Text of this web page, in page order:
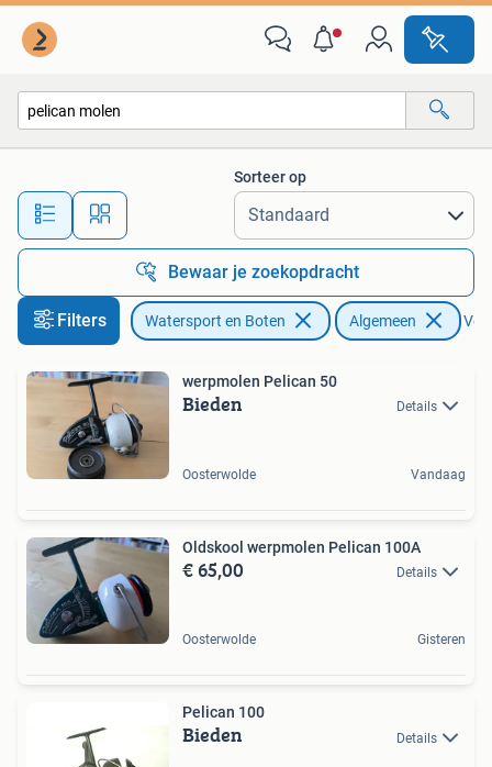
Alle afstanden…
Sorteer op
Bewaar je zoekopdracht
Filters Watersport en Boten Algemeen
werpmolen Pelican 50
Bieden Details
Oosterwolde Vandaag
Oldskool werpmolen Pelican 100A
€ 65,00 Details
Oosterwolde Gisteren
Pelican 100
Bieden Details